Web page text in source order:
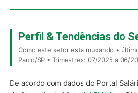
Perfil & Tendências do
Como este setor está mudando •
Paulo/SP • Trimestres: 07/2025 a 06/
De acordo com dados do Portal